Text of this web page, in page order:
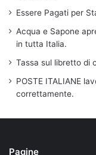
Essere Pagati per
Acqua e Sapone
in tutta Italia.
Tassa sul libretto di
POSTE ITALIANE
correttamente.
Pagine